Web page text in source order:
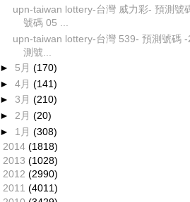
upn-taiwan lottery-台灣 威力彩- 預測號
號碼 05 ...
upn-taiwan lottery-台灣 539- 預測號碼
測號...
► 5月 (170)
► 4月 (141)
► 3月 (210)
► 2月 (20)
► 1月 (308)
2014 (1818)
2013 (1028)
2012 (2990)
2011 (4011)